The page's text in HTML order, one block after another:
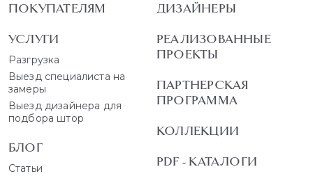
ПОКУПАТЕЛЯМ
УСЛУГИ
Разгрузка
Выезд специалиста на
замеры
Выезд дизайнера для
подбора штор
БЛОГ
Статьи
ДИЗАЙНЕРЫ
РЕАЛИЗОВАННЫЕ
ПРОЕКТЫ
ПАРТНЕРСКАЯ
ПРОГРАММА
КОЛЛЕКЦИИ
PDF - КАТАЛОГИ